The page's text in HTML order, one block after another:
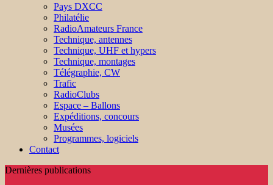
Pays DXCC
Philatélie
RadioAmateurs France
Technique, antennes
Technique, UHF et hypers
Technique, montages
Télégraphie, CW
Trafic
RadioClubs
Espace – Ballons
Expéditions, concours
Musées
Programmes, logiciels
Contact
Dernières publications